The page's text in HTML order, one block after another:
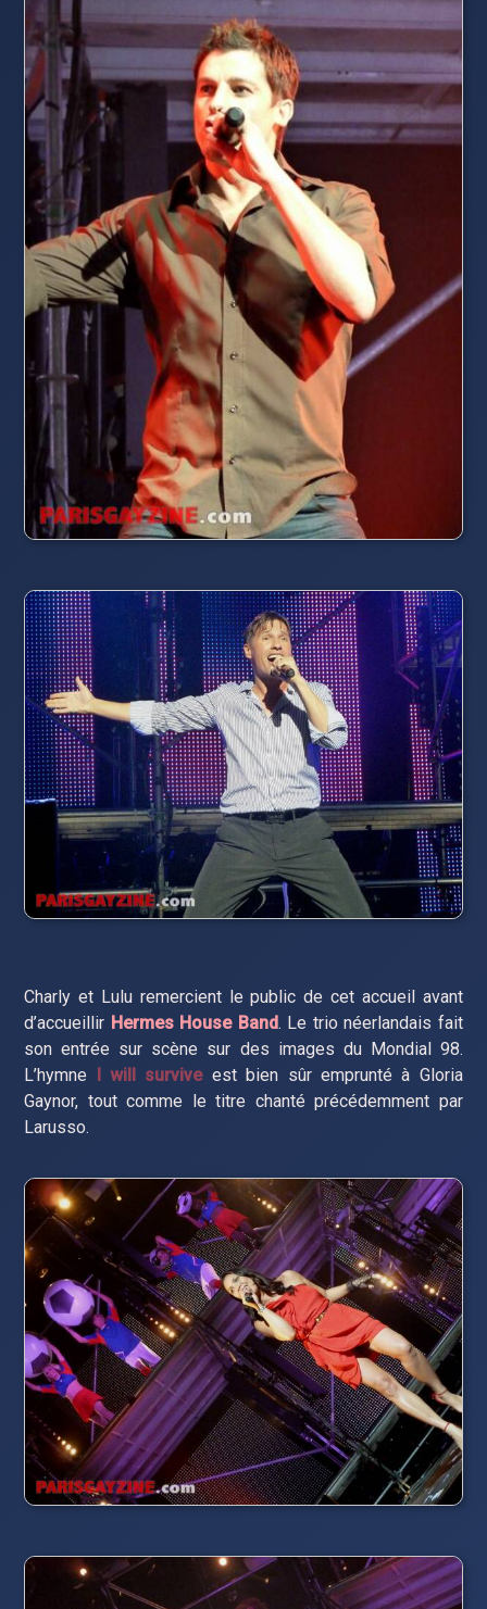
Charly et Lulu remercient le public de cet accueil avant
d’accueillir Hermes House Band. Le trio néerlandais fait
son entrée sur scène sur des images du Mondial 98.
L’hymne I will surviveest bien sûr emprunté à Gloria
Gaynor, tout comme le titre chanté précédemment par
Larusso.